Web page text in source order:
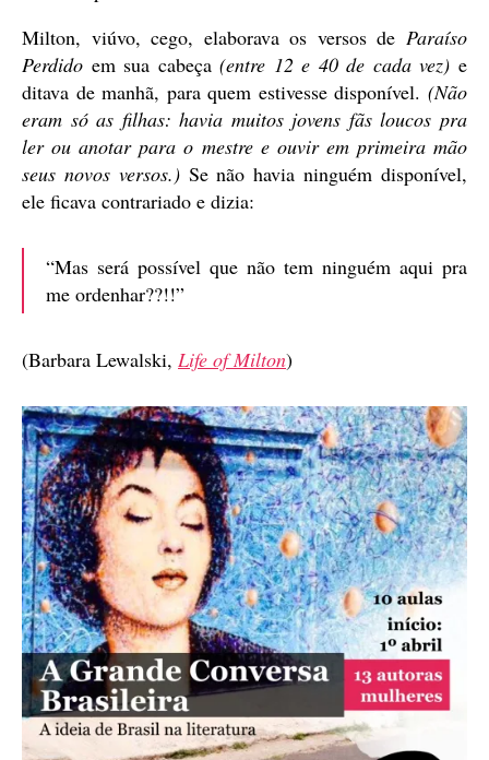
Milton, viúvo, cego, elaborava os versos de Paraíso
Perdido em sua cabeça(entre 12 e 40 de cada vez) e
ditava de manhã, para quem estivesse disponível. (Não
eram só as filhas: havia muitos jovens fãs loucos pra
ler ou anotar para o mestre e ouvir em primeira mão
seus novos versos.)Se não havia ninguém disponível,
ele ficava contrariado e dizia:
“Mas será possível que não tem ninguém aqui pra
me ordenhar??!!”
(Barbara Lewalski, Life of Milton)